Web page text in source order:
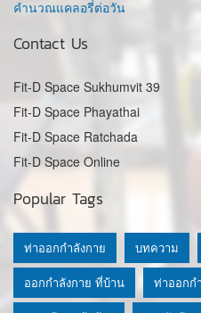
คำนวณแคลอรี่ต่อวัน
Contact Us
Fit-D Space Sukhumvit 39
Fit-D Space Phayathai
Fit-D Space Ratchada
Fit-D Space Online
Popular Tags
ท่าออกกำลังกาย บทความ
ออกกำลังกาย ที่บ้าน ท่าออกก